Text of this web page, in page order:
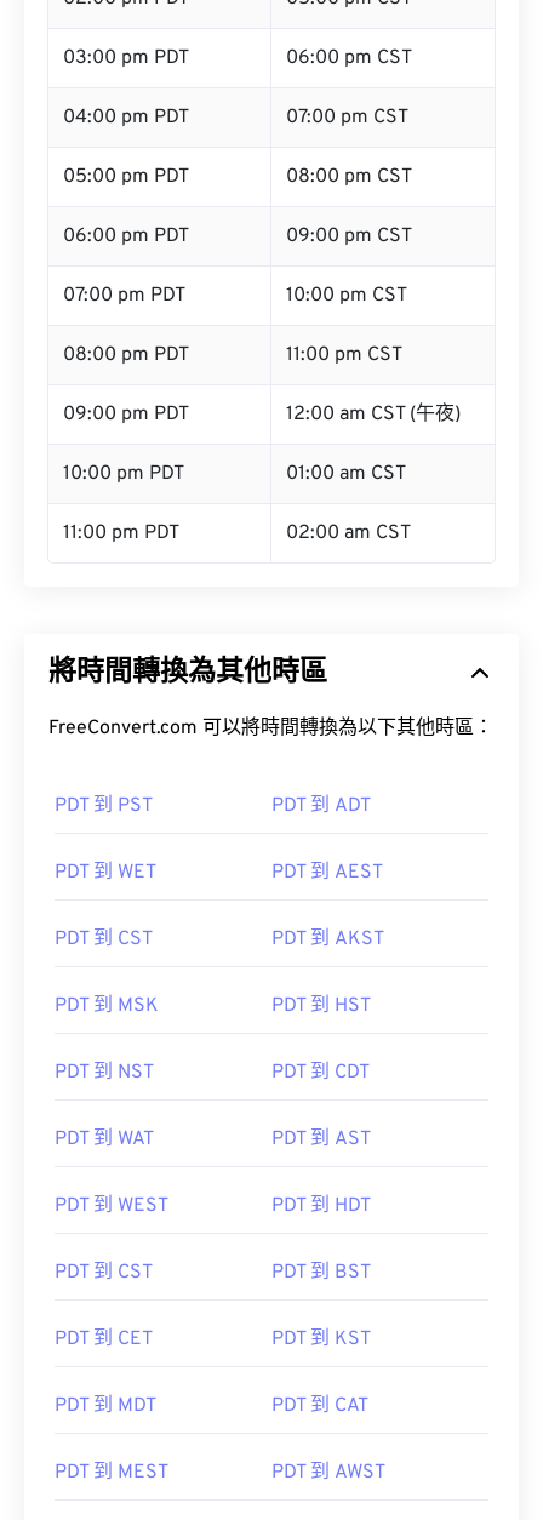
03:00 pm PDT 06:00 pm CST
04:00 pm PDT 07:00 pm CST
05:00 pm PDT 08:00 pm CST
06:00 pm PDT 09:00 pm CST
07:00 pm PDT 10:00 pm CST
08:00 pm PDT 11:00 pm CST
09:00 pm PDT 12:00 am CST (午夜)
10:00 pm PDT 01:00 am CST
11:00 pm PDT 02:00 am CST
將時間轉換為其他時區
FreeConvert.com 可以將時間轉換為以下其他時區：
PDT 到 PST PDT 到 ADT
PDT 到 WET PDT 到 AEST
PDT 到 CST PDT 到 AKST
PDT 到 MSK PDT 到 HST
PDT 到 NST PDT 到 CDT
PDT 到 WAT PDT 到 AST
PDT 到 WEST PDT 到 HDT
PDT 到 CST PDT 到 BST
PDT 到 CET PDT 到 KST
PDT 到 MDT PDT 到 CAT
PDT 到 MEST PDT 到 AWST